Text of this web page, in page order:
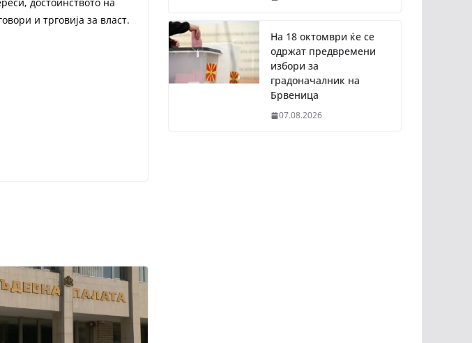
и трговија за власт.
На 18 октомври ќе се
одржат предвремени
избори за
градоначалник на
Брвеница
07.08.2026